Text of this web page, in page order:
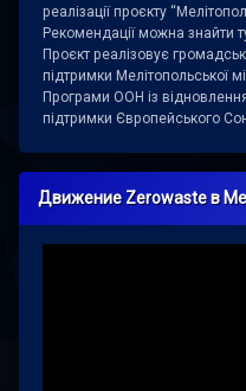
реалізації проєкту
Рекомендації можна знайти
Проєкт реалізовує
підтримки Мелітопольської
Програми ООН із
підтримки Європейського
Движение Zerowaste в